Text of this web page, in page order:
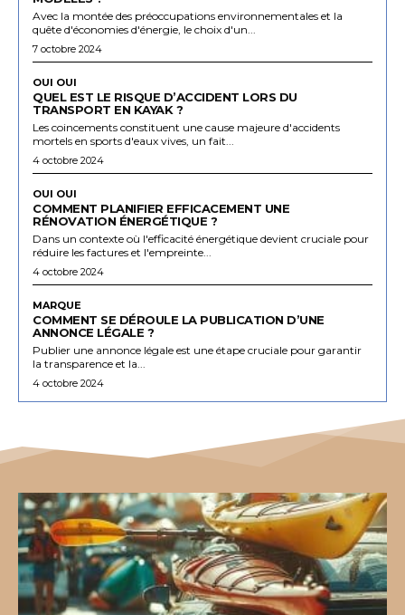
Avec la montée des préoccupations environnementales et la
quête d'économies d'énergie, le choix d'un...
7 octobre 2024
OUI OUI
QUEL EST LE RISQUE D’ACCIDENT LORS DU
TRANSPORT EN KAYAK ?
Les coincements constituent une cause majeure d'accidents
mortels en sports d'eaux vives, un fait...
4 octobre 2024
OUI OUI
COMMENT PLANIFIER EFFICACEMENT UNE
RÉNOVATION ÉNERGÉTIQUE ?
Dans un contexte où l'efficacité énergétique devient cruciale pour
réduire les factures et l'empreinte...
4 octobre 2024
MARQUE
COMMENT SE DÉROULE LA PUBLICATION D’UNE
ANNONCE LÉGALE ?
Publier une annonce légale est une étape cruciale pour garantir
la transparence et la...
4 octobre 2024